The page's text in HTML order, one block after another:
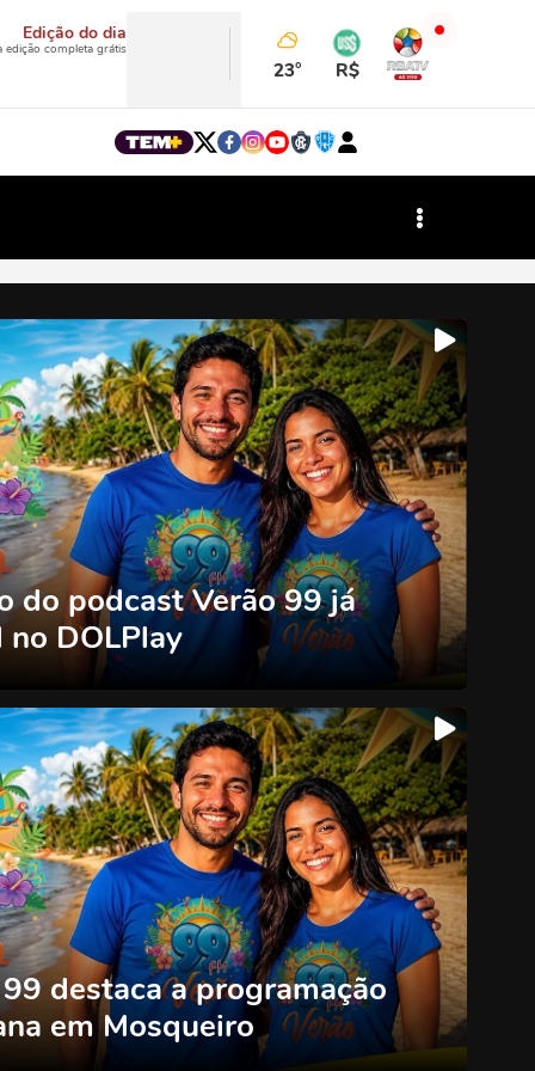
Edição do dia
edição completa grátis
23° R$
do podcast Verão 99 já
DOLPlay
destaca a programação
em Mosqueiro